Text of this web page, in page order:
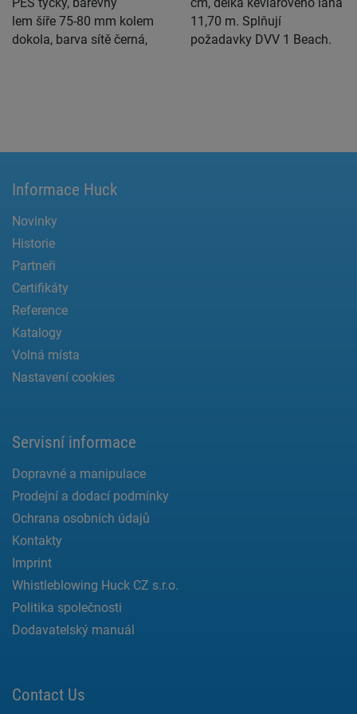
lem šíře 75-80 mm kolem
dokola, barva sítě černá,
11,70 m. Splňují
požadavky DVV 1 Beach.
Informace Huck
Novinky
Historie
Partneři
Certifikáty
Reference
Katalogy
Volná místa
Nastavení cookies
Servisní informace
Dopravné a manipulace
Prodejní a dodací podmínky
Ochrana osobních údajů
Kontakty
Imprint
Whistleblowing Huck CZ s.r.o.
Politika společnosti
Dodavatelský manuál
Contact Us